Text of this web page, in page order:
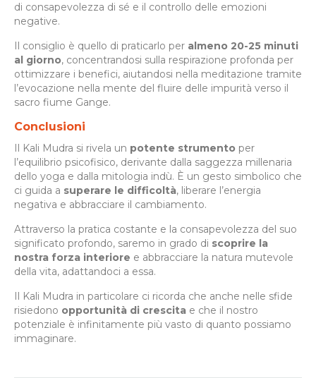
di consapevolezza di sé e il controllo delle emozioni
negative.
Il consiglio è quello di praticarlo per almeno 20-25 minuti
al giorno, concentrandosi sulla respirazione profonda per
ottimizzare i benefici, aiutandosi nella meditazione tramite
l’evocazione nella mente del fluire delle impurità verso il
sacro fiume Gange.
Conclusioni
Il Kali Mudra si rivela un potente strumento per
l’equilibrio psicofisico, derivante dalla saggezza millenaria
dello yoga e dalla mitologia indù. È un gesto simbolico che
ci guida a superare le difficoltà, liberare l’energia
negativa e abbracciare il cambiamento.
Attraverso la pratica costante e la consapevolezza del suo
significato profondo, saremo in grado di scoprire la
nostra forza interiore e abbracciare la natura mutevole
della vita, adattandoci a essa.
Il Kali Mudra in particolare ci ricorda che anche nelle sfide
risiedono opportunità di crescita e che il nostro
potenziale è infinitamente più vasto di quanto possiamo
immaginare.